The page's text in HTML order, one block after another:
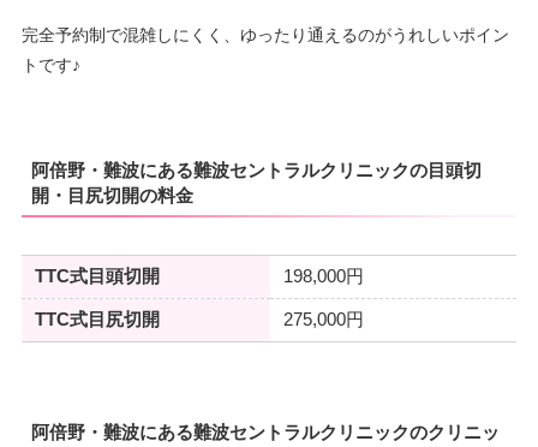
完全予約制で混雑しにくく、ゆったり通えるのがうれしいポイン
トです♪
阿倍野・難波にある難波セントラルクリニックの目頭切
開・目尻切開の料金
TTC式目頭切開 198,000円
TTC式目尻切開 275,000円
阿倍野・難波にある難波セントラルクリニックのクリニッ